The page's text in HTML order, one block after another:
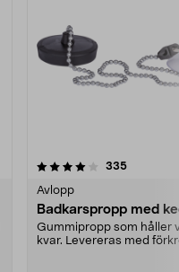
335
Avlopp
Badkarspropp med
Gummipropp som håller
kvar. Levereras med
4.5 av 5 stjärnor